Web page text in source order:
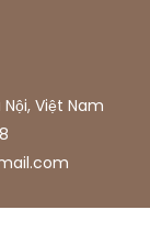
Việt Nam